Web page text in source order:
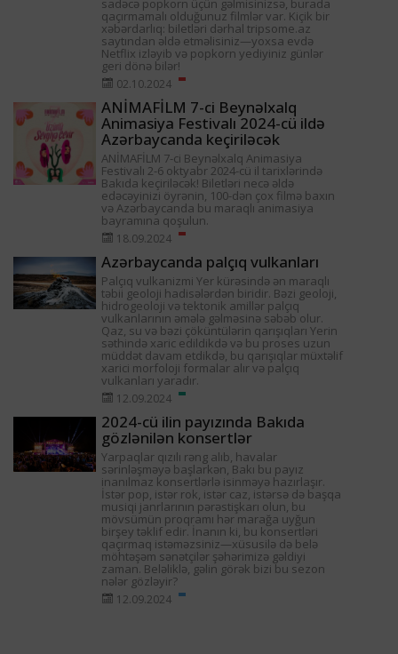
sadəcə popkorn üçün gəlmisinizsə, burada
qaçırmamalı olduğunuz filmlər var. Kiçik bir
xəbərdarlıq: biletləri dərhal tripsome.az
saytından əldə etməlisiniz—yoxsa evdə
Netflix izləyib və popkorn yediyiniz günlər
geri dönə bilər!
02.10.2024
ANİMAFİLM 7-ci Beynəlxalq
Animasiya Festivalı 2024-cü ildə
Azərbaycanda keçiriləcək
ANİMAFİLM 7-ci Beynəlxalq Animasiya
Festivalı 2-6 oktyabr 2024-cü il tarixlərində
Bakıda keçiriləcək! Biletləri necə əldə
edəcəyinizi öyrənin, 100-dən çox filmə baxın
və Azərbaycanda bu maraqlı animasiya
bayramına qoşulun.
18.09.2024
Azərbaycanda palçıq vulkanları
Palçıq vulkanizmi Yer kürəsində ən maraqlı
təbii geoloji hadisələrdən biridir. Bəzi geoloji,
hidrogeoloji və tektonik amillər palçıq
vulkanlarının əmələ gəlməsinə səbəb olur.
Qaz, su və bəzi çöküntülərin qarışıqları Yerin
səthində xaric edildikdə və bu proses uzun
müddət davam etdikdə, bu qarışıqlar müxtəlif
xarici morfoloji formalar alır və palçıq
vulkanları yaradır.
12.09.2024
2024-cü ilin payızında Bakıda
gözlənilən konsertlər
Yarpaqlar qızılı rəng alıb, havalar
sərinləşməyə başlarkən, Bakı bu payız
inanılmaz konsertlərlə isinməyə hazırlaşır.
İstər pop, istər rok, istər caz, istərsə də başqa
musiqi janrlarının pərəstişkarı olun, bu
mövsümün proqramı hər marağa uyğun
birşey təklif edir. İnanın ki, bu konsertləri
qaçırmaq istəməzsiniz—xüsusilə də belə
möhtəşəm sənətçilər şəhərimizə gəldiyi
zaman. Beləliklə, gəlin görək bizi bu sezon
nələr gözləyir?
12.09.2024